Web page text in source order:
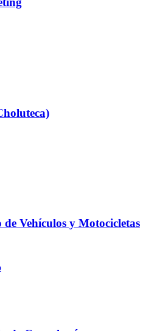
Vehículos y Motocicletas